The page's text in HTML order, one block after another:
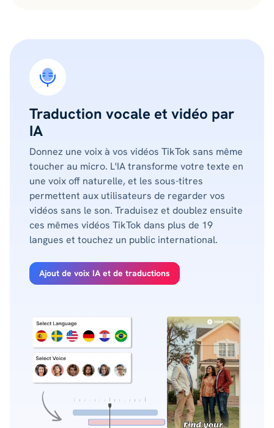
Traduction vocale et vidéo par
IA
Donnez une voix à vos vidéos TikTok sans même
toucher au micro. L'IA transforme votre texte en
une voix off naturelle, et les sous-titres
permettent aux utilisateurs de regarder vos
vidéos sans le son. Traduisez et doublez ensuite
ces mêmes vidéos TikTok dans plus de 19
langues et touchez un public international.
Ajout de voix IA et de traductions